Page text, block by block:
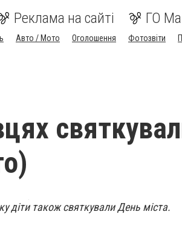
Реклама на сайті ГО
Авто / Мото Оголошення Фотозвіти
діти також святкували День міста.